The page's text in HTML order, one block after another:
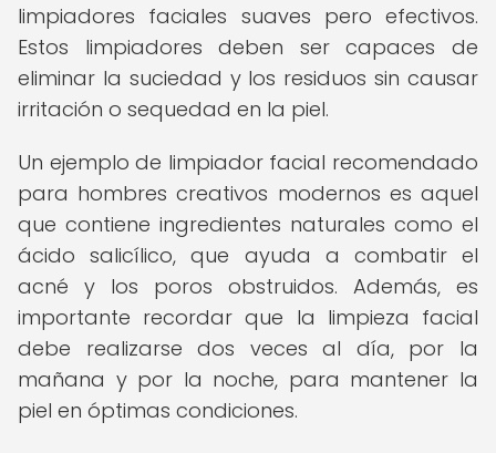
limpiadores faciales suaves pero efectivos.
Estos limpiadores deben ser capaces de
eliminar la suciedad y los residuos sin causar
irritación o sequedad en la piel.
Un ejemplo de limpiador facial recomendado
para hombres creativos modernos es aquel
que contiene ingredientes naturales como el
ácido salicílico, que ayuda a combatir el
acné y los poros obstruidos. Además, es
importante recordar que la limpieza facial
debe realizarse dos veces al día, por la
mañana y por la noche, para mantener la
piel en óptimas condiciones.